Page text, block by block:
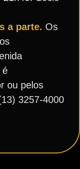
a parte. Os
é
ou pelos
3257-4000